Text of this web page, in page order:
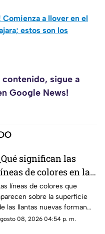
Comienza a llover en el
estos son los
contenido, sigue a
Google News!
significan las
de colores en las
nuevas?
líneas de colores que
sobre la superficie
las llantas nuevas forman
del proceso de
08, 2026 04:54 p. m.